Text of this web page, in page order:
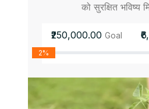
को सुरक्षित भविष्य
₹250,000.00 Goal
2%